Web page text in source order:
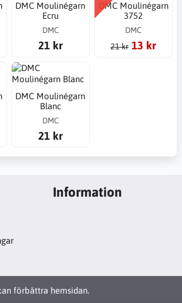
DMC Moulinégarn
Ecru
DMC
21 kr
DMC Moulinégarn
3752
DMC
21 kr 13 kr
DMC Moulinégarn
Blanc
DMC
21 kr
förbättra hemsidan.
Information